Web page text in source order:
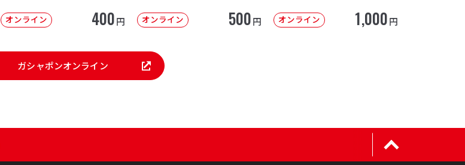
オンライン 400円 オンライン 500円 オンライン 1,000円
ガシャポンオンライン